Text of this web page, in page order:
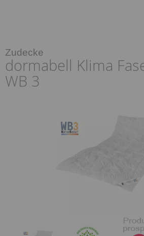
Zudecke
dormabell Klima
WB 3